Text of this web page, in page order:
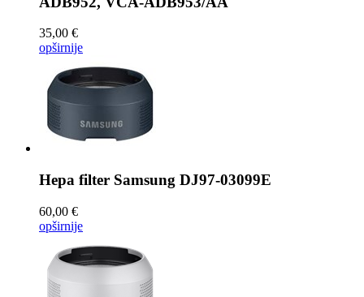
35,00 €
opširnije
Hepa filter Samsung DJ97-03099E
60,00 €
opširnije